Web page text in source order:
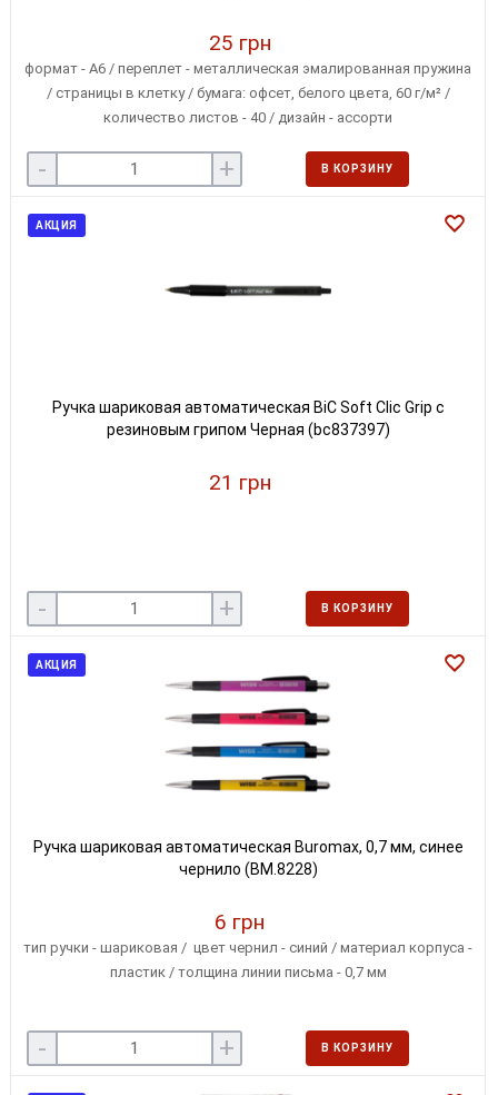
25 грн
формат - А6 / переплет - металлическая эмалированная пружина
/ страницы в клетку / бумага: офсет, белого цвета, 60 г/м² /
количество листов - 40 / дизайн - ассорти
- + В КОРЗИНУ
АКЦИЯ
Ручка шариковая автоматическая BiC Soft Clic Grip с
резиновым грипом Черная (bc837397)
21 грн
- + В КОРЗИНУ
АКЦИЯ
Ручка шариковая автоматическая Buromax, 0,7 мм, синее
чернило (BM.8228)
6 грн
тип ручки - шариковая / цвет чернил - синий / материал корпуса -
пластик / толщина линии письма - 0,7 мм
- + В КОРЗИНУ